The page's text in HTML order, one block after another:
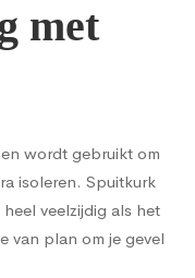
met
wordt gebruikt om
isoleren. Spuitkurk
veelzijdig als het
van plan om je gevel